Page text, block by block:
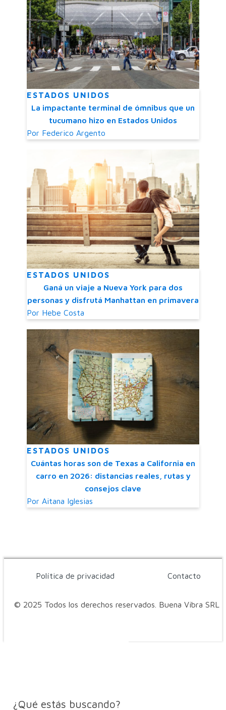
ESTADOS UNIDOS
La impactante terminal de ómnibus que un
tucumano hizo en Estados Unidos
Por Federico Argento
ESTADOS UNIDOS
Ganá un viaje a Nueva York para dos
personas y disfrutá Manhattan en primavera
Por Hebe Costa
ESTADOS UNIDOS
Cuántas horas son de Texas a California en
carro en 2026: distancias reales, rutas y
consejos clave
Por Aitana Iglesias
© 2025 Todos los derechos reservados. Buena Vibra SRL
Política de privacidad Contacto
¿Qué estás buscando?